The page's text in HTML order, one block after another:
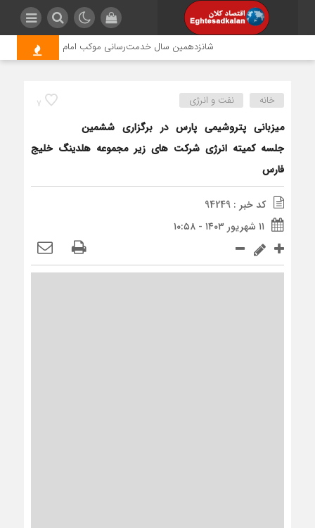
شانزدهمین سال خدمت‌رسانی موکب امام رضا (ع) پتروشیمی
7 خانه نفت و انرژی
میزبانی پتروشیمی پارس در برگزاری ششمین
جلسه کمیته انرژی شرکت های زیر مجموعه هلدینگ خلیج
فارس
کد خبر : 94249
۱۱ شهریور ۱۴۰۳ - ۱۰:۵۸